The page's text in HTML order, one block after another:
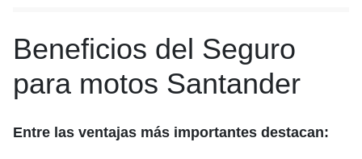
Beneficios del Seguro
para motos Santander
Entre las ventajas más importantes destacan: